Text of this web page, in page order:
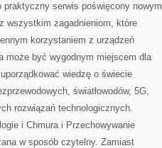
praktyczny serwis poświęcony nowym
wszystkim zagadnieniom, które
korzystaniem z urządzeń
może być wygodnym miejscem dla
wiedzę o świecie
światłowodów, 5G,
rozwiązań technologicznych.
i Chmura i Przechowywanie
w sposób czytelny. Zamiast